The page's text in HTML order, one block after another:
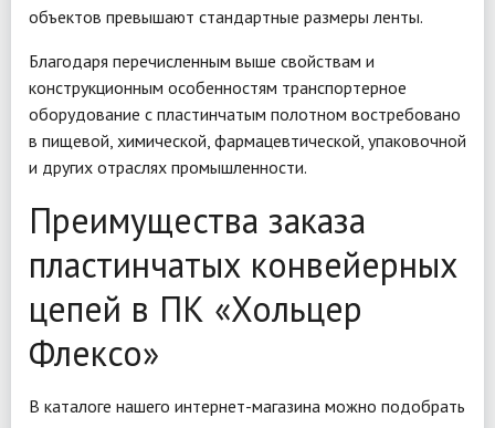
объектов превышают стандартные размеры ленты.
Благодаря перечисленным выше свойствам и
конструкционным особенностям транспортерное
оборудование с пластинчатым полотном востребовано
в пищевой, химической, фармацевтической, упаковочной
и других отраслях промышленности.
Преимущества заказа
пластинчатых конвейерных
цепей в ПК «Хольцер
Флексо»
В каталоге нашего интернет-магазина можно подобрать